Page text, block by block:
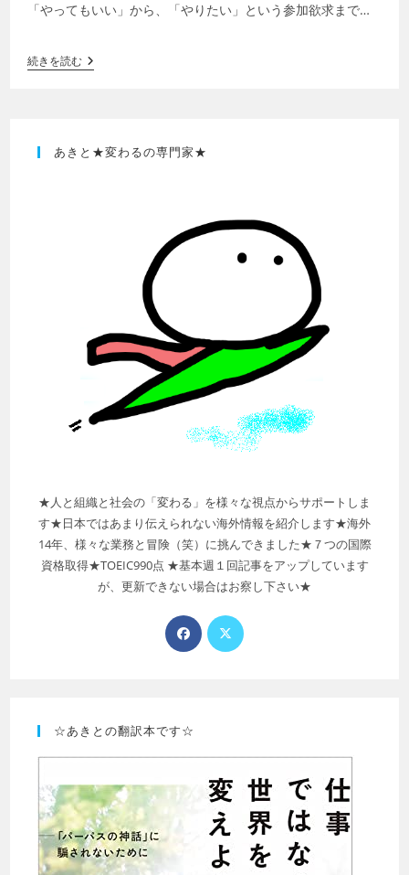
「やってもいい」から、「やりたい」という参加欲求までつ
続きを読む
あきと★変わるの専門家★
★人と組織と社会の「変わる」を様々な視点からサポートしま
す★日本ではあまり伝えられない海外情報を紹介します★海外
14年、様々な業務と冒険（笑）に挑んできました★７つの国際
資格取得★TOEIC990点 ★基本週１回記事をアップしています
が、更新できない場合はお察し下さい★
☆あきとの翻訳本です☆